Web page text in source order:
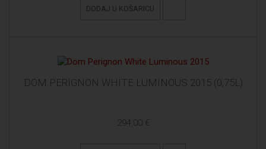
DODAJ U KOŠARICU
DOM PERIGNON WHITE LUMINOUS 2015 (0,75L)
294,00 €